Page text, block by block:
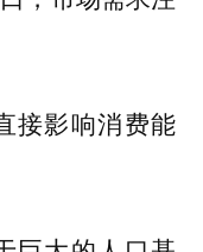
接影响消费能